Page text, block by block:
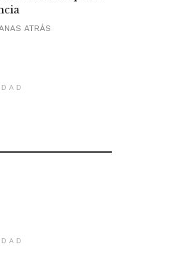
ATRÁS